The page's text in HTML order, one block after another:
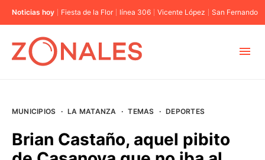
Noticias hoy Fiesta de la Flor línea 306 Vicente López San Fernando
MUNICIPIOS · LA MATANZA · TEMAS · DEPORTES
Brian Castaño, aquel pibito